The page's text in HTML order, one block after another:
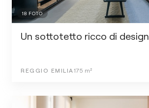
18 FOTO
Un sottotetto ricco di design
REGGIO EMILIA 175 m²